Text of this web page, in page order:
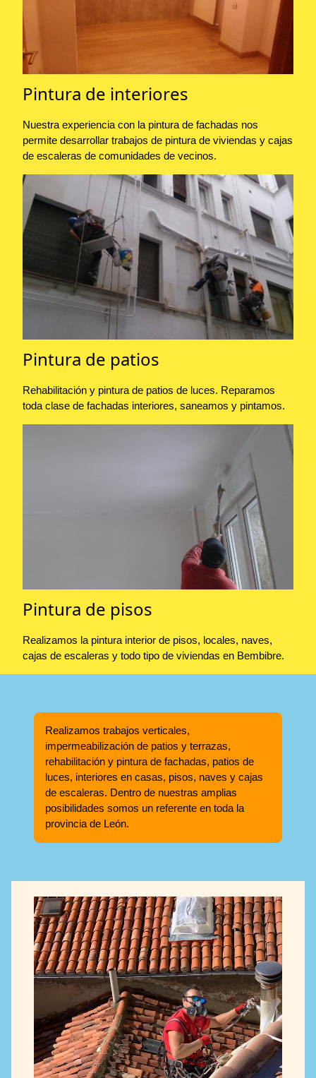
Pintura de interiores
Nuestra experiencia con la pintura de fachadas nos
permite desarrollar trabajos de pintura de viviendas y cajas
de escaleras de comunidades de vecinos.
Pintura de patios
Rehabilitación y pintura de patios de luces. Reparamos
toda clase de fachadas interiores, saneamos y pintamos.
Pintura de pisos
Realizamos la pintura interior de pisos, locales, naves,
cajas de escaleras y todo tipo de viviendas en Bembibre.
Realizamos trabajos verticales,
impermeabilización de patios y terrazas,
rehabilitación y pintura de fachadas, patios de
luces, interiores en casas, pisos, naves y cajas
de escaleras. Dentro de nuestras amplias
posibilidades somos un referente en toda la
provincia de León.